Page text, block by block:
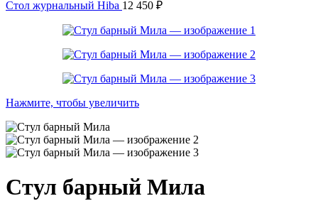
Стол журнальный Hiba 12 450 ₽
Нажмите, чтобы увеличить
Стул барный Мила